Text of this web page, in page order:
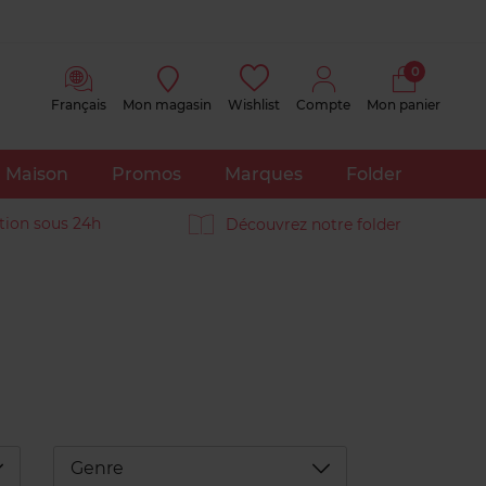
Français Mon magasin Wishlist Compte Mon panier
0
Maison Promos Marques Folder
sous 24h Découvrez notre folder
Genre Déplier